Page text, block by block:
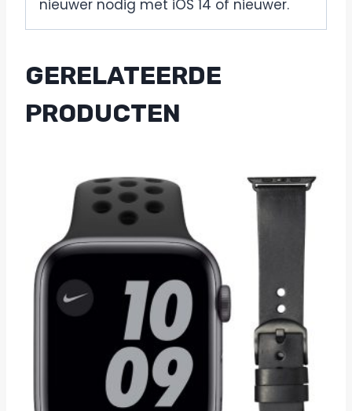
nieuwer nodig met iOS 14 of nieuwer.
GERELATEERDE
PRODUCTEN